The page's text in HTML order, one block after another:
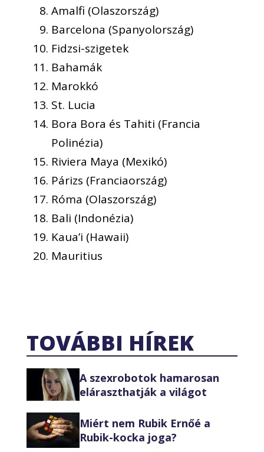
Amalfi (Olaszország)
Barcelona (Spanyolország)
Fidzsi-szigetek
Bahamák
Marokkó
St. Lucia
Bora Bora és Tahiti (Francia
Polinézia)
Riviera Maya (Mexikó)
Párizs (Franciaország)
Róma (Olaszország)
Bali (Indonézia)
Kaua’i (Hawaii)
Mauritius
TOVÁBBI HÍREK
A szexrobotok hamarosan
eláraszthatják a világot
Miért nem Rubik Ernőé a
Rubik-kocka joga?